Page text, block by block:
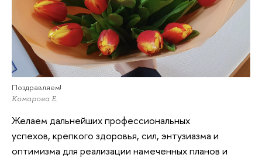
Поздравляем!
Комарова Е.
Желаем дальнейших профессиональных
успехов, крепкого здоровья, сил, энтузиазма и
оптимизма для реализации намеченных планов и